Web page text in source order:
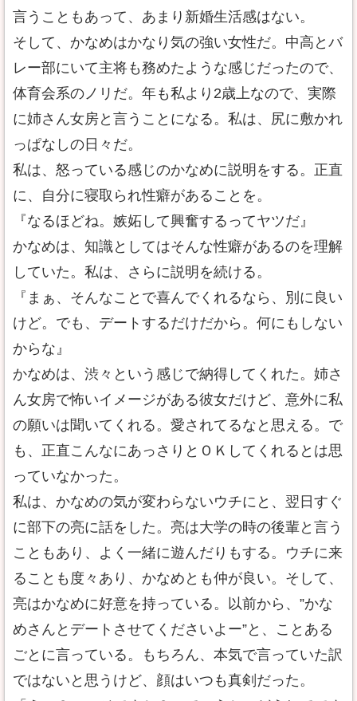
言うこともあって、あまり新婚生活感はない。
そして、かなめはかなり気の強い女性だ。中高とバ
レー部にいて主将も務めたような感じだったので、
体育会系のノリだ。年も私より2歳上なので、実際
に姉さん女房と言うことになる。私は、尻に敷かれ
っぱなしの日々だ。
私は、怒っている感じのかなめに説明をする。正直
に、自分に寝取られ性癖があることを。
『なるほどね。嫉妬して興奮するってヤツだ』
かなめは、知識としてはそんな性癖があるのを理解
していた。私は、さらに説明を続ける。
『まぁ、そんなことで喜んでくれるなら、別に良い
けど。でも、デートするだけだから。何にもしない
からな』
かなめは、渋々という感じで納得してくれた。姉さ
ん女房で怖いイメージがある彼女だけど、意外に私
の願いは聞いてくれる。愛されてるなと思える。で
も、正直こんなにあっさりとＯＫしてくれるとは思
っていなかった。
私は、かなめの気が変わらないウチにと、翌日すぐ
に部下の亮に話をした。亮は大学の時の後輩と言う
こともあり、よく一緒に遊んだりもする。ウチに来
ることも度々あり、かなめとも仲が良い。そして、
亮はかなめに好意を持っている。以前から、”かな
めさんとデートさせてくださいよー”と、ことある
ごとに言っている。もちろん、本気で言っていた訳
ではないと思うけど、顔はいつも真剣だった。